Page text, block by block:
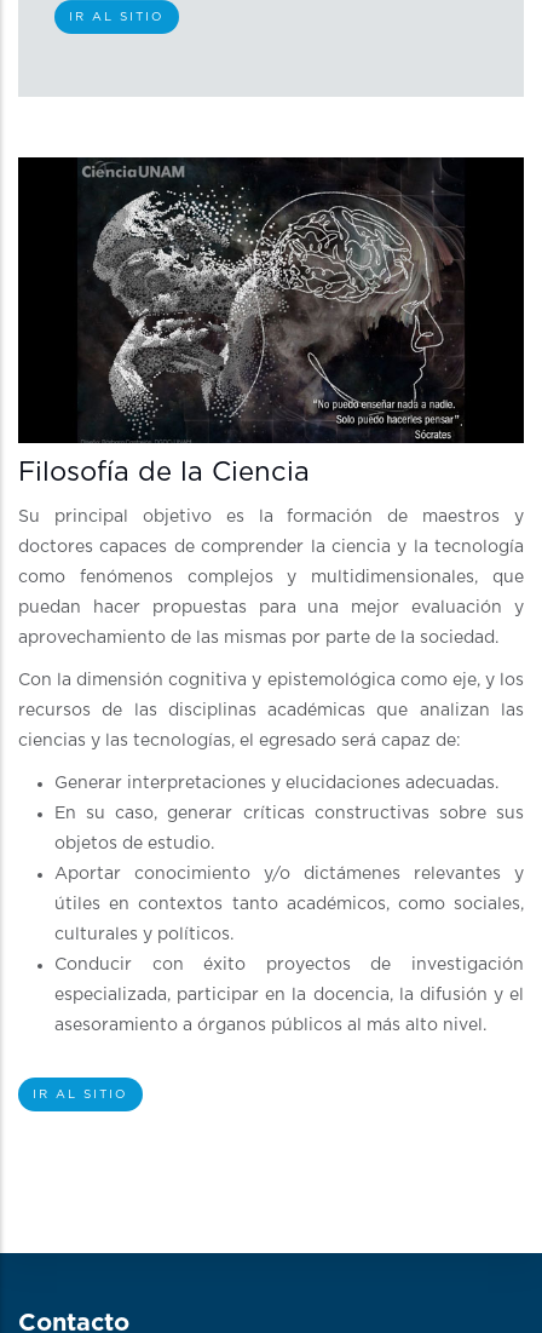
IR AL SITIO
Filosofía de la Ciencia
Su principal objetivo es la formación de maestros y
doctores capaces de comprender la ciencia y la tecnología
como fenómenos complejos y multidimensionales, que
puedan hacer propuestas para una mejor evaluación y
aprovechamiento de las mismas por parte de la sociedad.
Con la dimensión cognitiva y epistemológica como eje, y los
recursos de las disciplinas académicas que analizan las
ciencias y las tecnologías, el egresado será capaz de:
Generar interpretaciones y elucidaciones adecuadas.
En su caso, generar críticas constructivas sobre sus
objetos de estudio.
Aportar conocimiento y/o dictámenes relevantes y
útiles en contextos tanto académicos, como sociales,
culturales y políticos.
Conducir con éxito proyectos de investigación
especializada, participar en la docencia, la difusión y el
asesoramiento a órganos públicos al más alto nivel.
IR AL SITIO
Contacto